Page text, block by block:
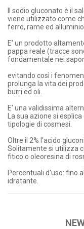
Il sodio gluconato è il
viene utilizzato come
ferro, rame ed
E' un prodotto
pappa reale (tracce
fondamentale nei
evitando così i
prolunga la vita dei
burri ed oli.
E' una validissima
La sua azione si
tipologie di cosmesi.
Oltre il 2% l'acido
Solitamente si utilizza
fitico o oleoresina di
Percentuali d'uso: fino
idratante.